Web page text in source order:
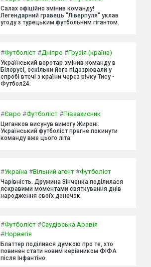
Салах офіційно змінив команду!
Легендарний гравець "Ліверпуля" уклав
угоду з турецьким футбольним гігантом.
#Футболіст #Дніпро #Грузія (країна)
Український воротар змінив команду в
Білорусі, оскільки його підозрювали у
спробі втечі з країни через річку Тису -
Футбол24.
#Євро #Футболіст #Півзахисник
Циганков висунув вимогу Жироні.
Український футболіст прагне покинути
команду вже цього літа.
#Україна #Вільний агент #Футболіст
Чарівність. Дружина Зінченка поділилася
яскравими моментами святкування днів
народження своїх донечок.
#Футболіст #Саудівська Аравія
#Норвегія
Блаттер поділився думкою про те, хто
повинен стати новим керівником ФІФА
після Інфантіно.